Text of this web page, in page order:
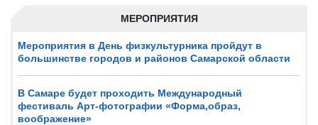
МЕРОПРИЯТИЯ
Мероприятия в День физкультурника пройдут в
большинстве городов и районов Самарской области
В Самаре будет проходить Международный
фестиваль Арт-фотографии «Форма,образ,
воображение»